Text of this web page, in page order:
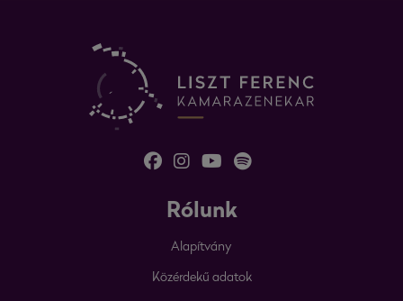
Rólunk
Alapítvány
Közérdekű adatok